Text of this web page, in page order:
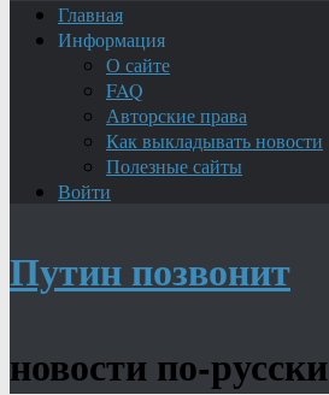
Главная
Информация
О сайте
FAQ
Авторские права
Как выкладывать новости
Полезные сайты
Войти
Путин позвонит
новости по-русски